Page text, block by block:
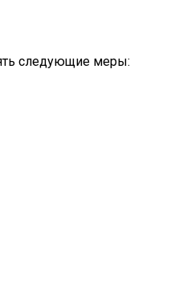
следующие меры: